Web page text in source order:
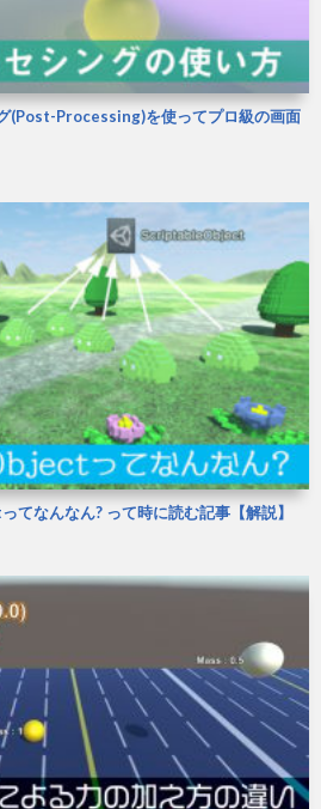
(Post-Processing)を使ってプロ級の画面
なんなん? って時に読む記事【解説】